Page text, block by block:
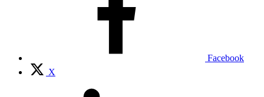
Facebook
X